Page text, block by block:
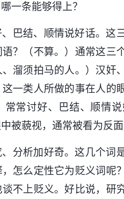
一条能够得上？
巴结、顺情说好话。这
？（不算。）通常这三
、溜须拍马的人。）汉奸
一类人所做的事在人的
常常讨好、巴结、顺情
被藐视，通常被看为反面
分析加好奇。这几个词
怎么定性它为贬义词呢
不上贬义。好比说，研